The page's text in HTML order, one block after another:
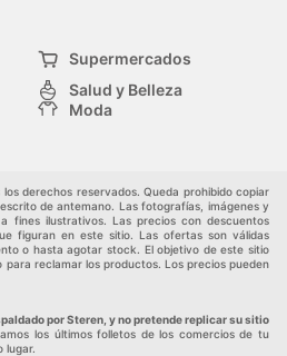
Supermercados
Salud y Belleza
Moda
derechos reservados. Queda prohibido copiar
de antemano. Las fotografías, imágenes y
fines ilustrativos. Las precios con descuentos
figuran en este sitio. Las ofertas son válidas
o hasta agotar stock. El objetivo de este sitio
reclamar los productos. Los precios pueden
por Steren, y no pretende replicar su sitio
los últimos folletos de los comercios de tu
lugar.